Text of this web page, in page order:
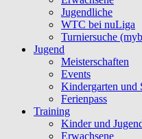
Jugendliche
WTC bei nuLiga
Turniersuche
Jugend
Meisterschaften
Events
Kindergarten und
Ferienpass
Training
Kinder und
Erwachsene